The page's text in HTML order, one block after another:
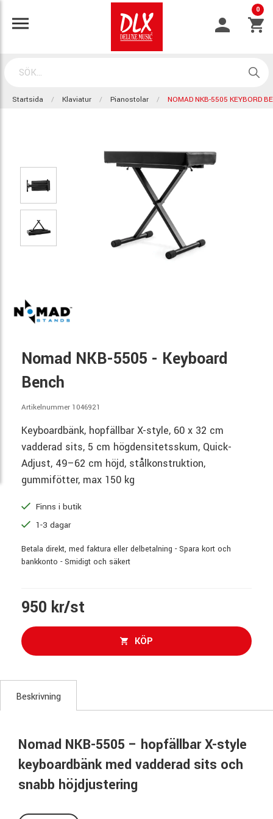
0
Startsida Klaviatur Pianostolar NOMAD NKB-5505 KEYBORD
Nomad NKB-5505 - Keyboard
Bench
Artikelnummer 1046921
Keyboardbänk, hopfällbar X-style, 60 x 32 cm
vadderad sits, 5 cm högdensitetsskum, Quick-
Adjust, 49–62 cm höjd, stålkonstruktion,
gummifötter, max 150 kg
Finns i butik
1-3 dagar
Betala direkt, med faktura eller delbetalning - Spara kort och
bankkonto - Smidigt och säkert
950 kr/st
KÖP
Beskrivning
Nomad NKB-5505 – hopfällbar X-style
keyboardbänk med vadderad sits och
snabb höjdjustering